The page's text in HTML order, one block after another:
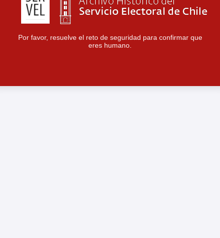
Por favor, resuelve el reto de seguridad para confirmar que
eres humano.